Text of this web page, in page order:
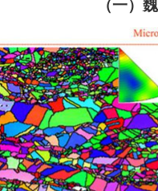
（一）